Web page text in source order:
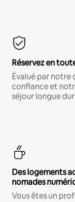
Réservez en
Évalué par notre
confiance et
séjour longue
Des logements
nomades
Vous êtes un